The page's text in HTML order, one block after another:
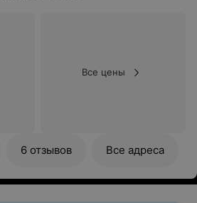
Все цены
6 отзывов Все адреса